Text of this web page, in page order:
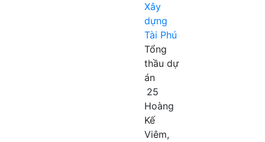
Xây
dựng
Tài Phú
Tổng
thầu dự
án
25
Hoàng
Kế
Viêm,